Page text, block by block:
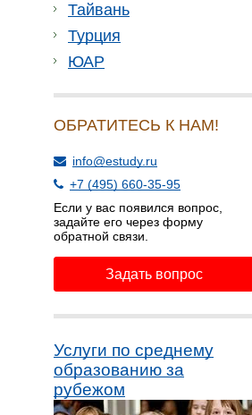
Тайвань
Турция
ЮАР
ОБРАТИТЕСЬ К НАМ!
info@estudy.ru
+7 (495) 660-35-95
Если у вас появился вопрос,
задайте его через форму
обратной связи.
Задать вопрос
Услуги по среднему
образованию за
рубежом